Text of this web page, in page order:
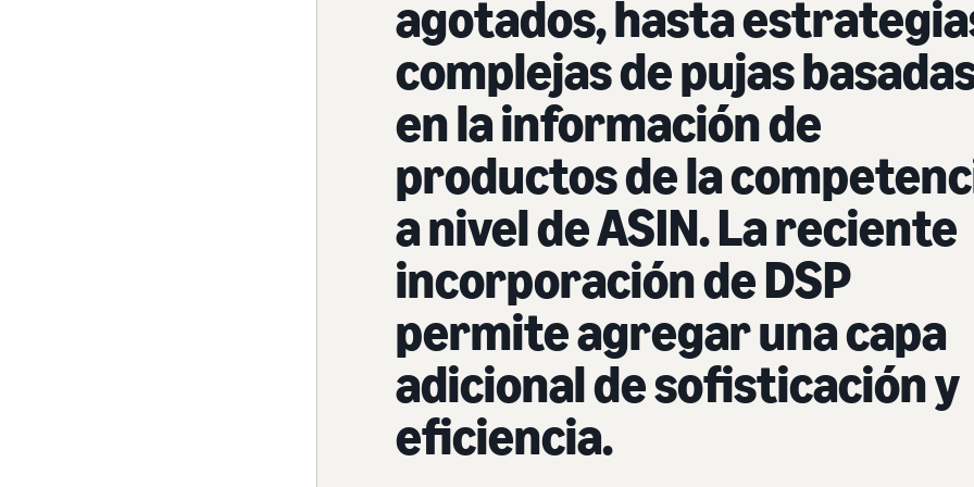
agotados, hasta
complejas de pujas
en la información de
productos de la
a nivel de ASIN. La reciente
incorporación de DSP
permite agregar una capa
adicional de sofisticación y
eficiencia.